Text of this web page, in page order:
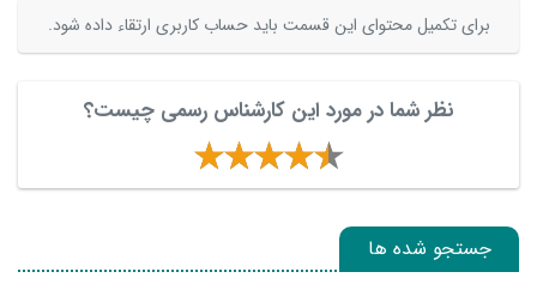
برای تکمیل محتوای این قسمت باید حساب کاربری ارتقاء داده شود.
نظر شما در مورد این کارشناس رسمی چیست؟
جستجو شده ها